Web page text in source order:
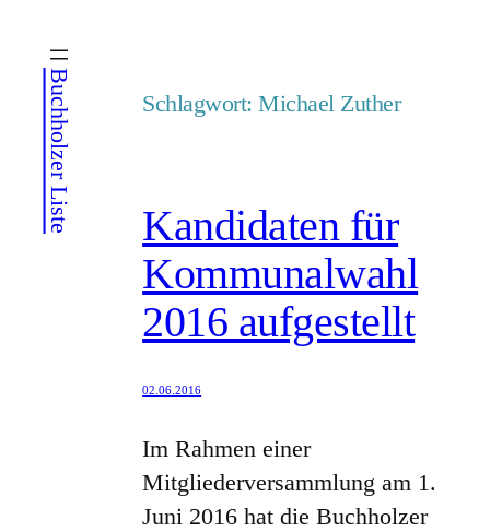
Inhalt
springen
Buchholzer Liste Schlagwort:Michael Zuther
Kandidaten für
Kommunalwahl
2016 aufgestellt
02.06.2016
Im Rahmen einer
Mitgliederversammlung am 1.
Juni 2016 hat die Buchholzer